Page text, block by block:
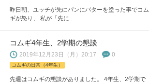
昨日朝、ユッチが先にパンにバターを塗った事でコム
ギが怒り、 私が「先に…
コムギ4年生、2学期の懇談
2019年12月23日（月）20:17 0
コムギの日常（4年生）
先週はコムギの懇談がありました。 4年生、2学期で